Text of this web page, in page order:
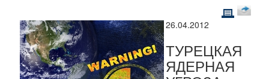
26.04.2012
ТУРЕЦКАЯ
ЯДЕРНАЯ